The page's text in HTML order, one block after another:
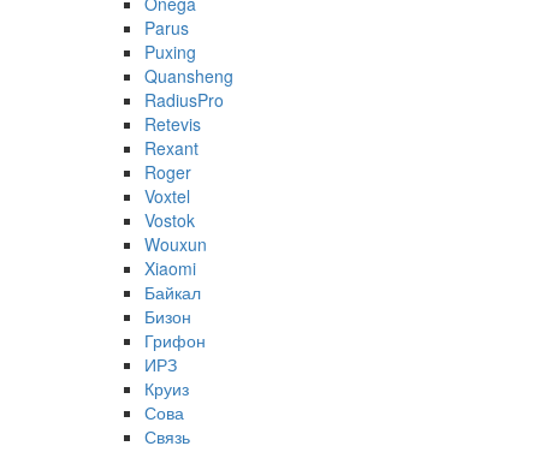
Parus
Puxing
Quansheng
RadiusPro
Retevis
Rexant
Roger
Voxtel
Vostok
Wouxun
Xiaomi
Байкал
Бизон
Грифон
ИРЗ
Круиз
Сова
Связь